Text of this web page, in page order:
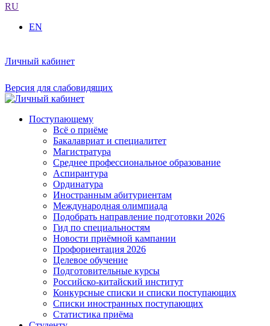
RU
EN
Личный кабинет
Версия для слабовидящих
Поступающему
Всё о приёме
Бакалавриат и специалитет
Магистратура
Среднее профессиональное образование
Аспирантура
Ординатура
Иностранным абитуриентам
Международная олимпиада
Подобрать направление подготовки 2026
Гид по специальностям
Новости приёмной кампании
Профориентация 2026
Целевое обучение
Подготовительные курсы
Российско-китайский институт
Конкурсные списки и списки поступающих
Списки иностранных поступающих
Статистика приёма